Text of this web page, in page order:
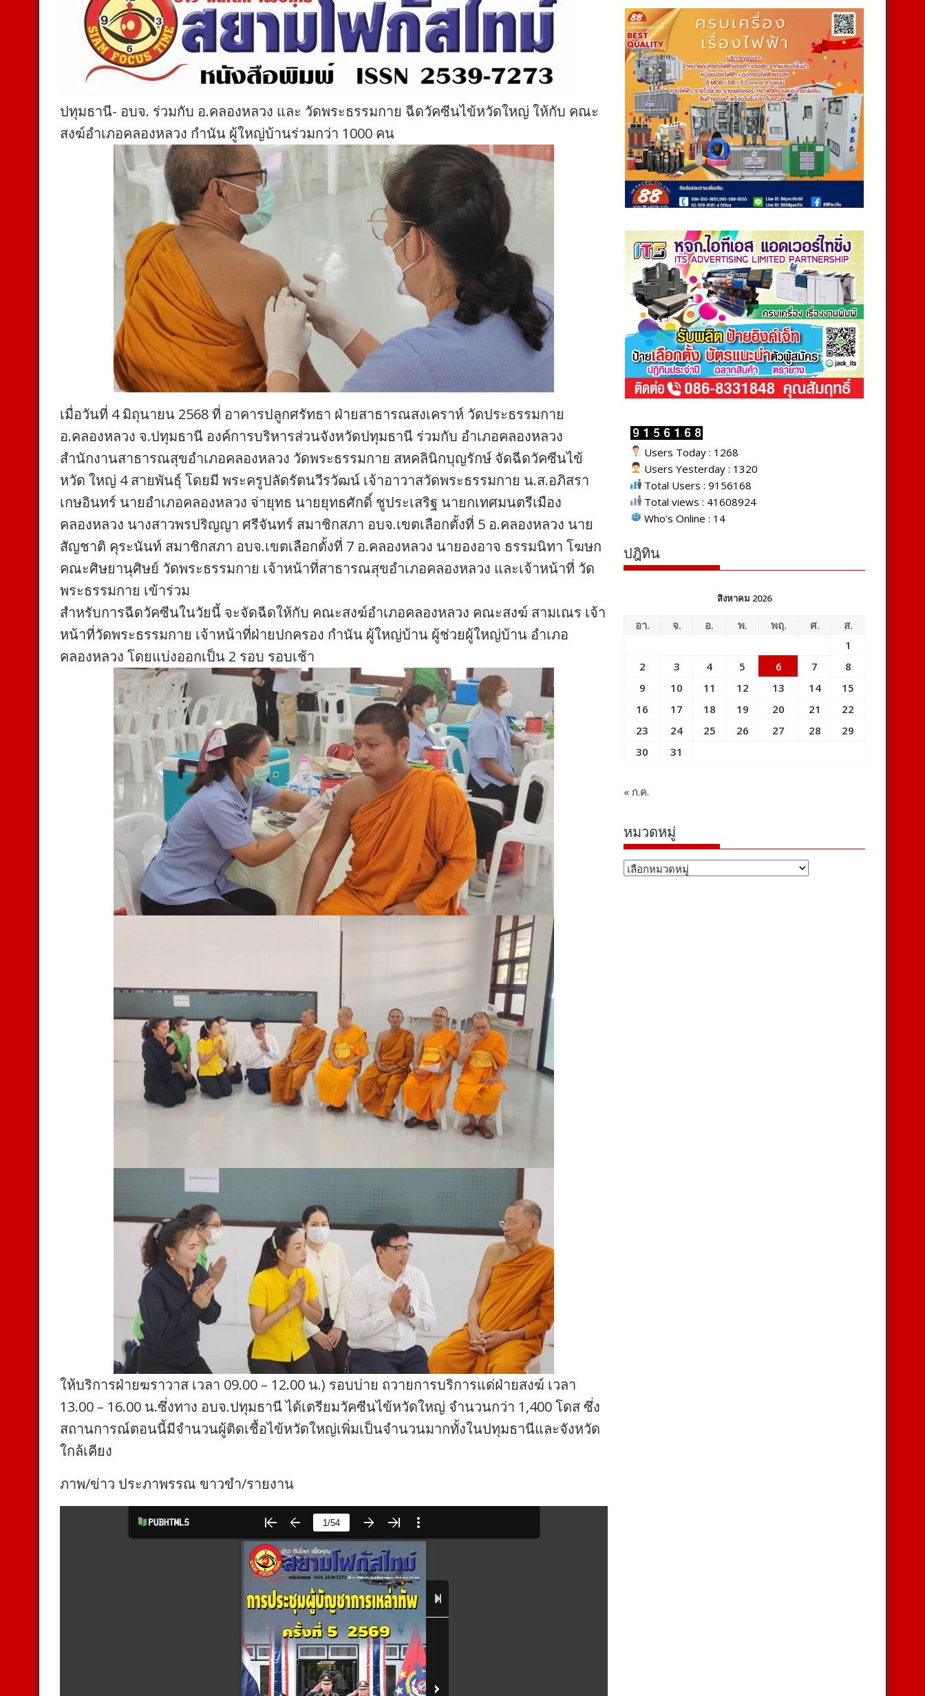
ปทุมธานี- อบจ. ร่วมกับ อ.คลองหลวง และ วัดพระธรรมกาย ฉีดวัคซีนไข้หวัดใหญ่ ให้กับ คณะ
สงฆ์อำเภอคลองหลวง กำนัน ผู้ใหญ่บ้านร่วมกว่า 1000 คน
เมื่อวันที่ 4 มิถุนายน 2568 ที่ อาคารปลูกศรัทธา ฝ่ายสาธารณสงเคราห์ วัดประธรรมกาย
อ.คลองหลวง จ.ปทุมธานี องค์การบริหารส่วนจังหวัดปทุมธานี ร่วมกับ อำเภอคลองหลวง
สำนักงานสาธารณสุขอำเภอคลองหลวง วัดพระธรรมกาย สหคลินิกบุญรักษ์ จัดฉีดวัคซีนไข้
หวัด ใหญ่ 4 สายพันธุ์ โดยมี พระครูปลัดรัตนวีรวัฒน์ เจ้าอาวาสวัดพระธรรมกาย น.ส.อภิสรา
เกษอินทร์ นายอำเภอคลองหลวง จ่ายุทธ นายยุทธศักดิ์ ชูประเสริฐ นายกเทศมนตรีเมือง
คลองหลวง นางสาวพรปริญญา ศรีจันทร์ สมาชิกสภา อบจ.เขตเลือกตั้งที่ 5 อ.คลองหลวง นาย
สัญชาติ คุระนันท์ สมาชิกสภา อบจ.เขตเลือกตั้งที่ 7 อ.คลองหลวง นายองอาจ ธรรมนิทา โฆษก
คณะศิษยานุศิษย์ วัดพระธรรมกาย เจ้าหน้าที่สาธารณสุขอำเภอคลองหลวง และเจ้าหน้าที่ วัด
พระธรรมกาย เข้าร่วม
สำหรับการฉีดวัคซีนในวัยนี้ จะจัดฉีดให้กับ คณะสงฆ์อำเภอคลองหลวง คณะสงฆ์ สามเณร เจ้า
หน้าที่วัดพระธรรมกาย เจ้าหน้าที่ฝ่ายปกครอง กำนัน ผู้ใหญ่บ้าน ผู้ช่วยผู้ใหญ่บ้าน อำเภอ
คลองหลวง โดยแบ่งออกเป็น 2 รอบ รอบเช้า
ให้บริการฝ่ายฆราวาส เวลา 09.00 – 12.00 น.) รอบบ่าย ถวายการบริการแด่ฝ่ายสงฆ์ เวลา
13.00 – 16.00 น.ซึ่งทาง อบจ.ปทุมธานี ได้เตรียมวัคซีนไข้หวัดใหญ่ จำนวนกว่า 1,400 โดส ซึ่ง
สถานการณ์ตอนนี้มีจำนวนผู้ติดเชื้อไข้หวัดใหญ่เพิ่มเป็นจำนวนมากทั้งในปทุมธานีและจังหวัด
ใกล้เคียง
ภาพ/ข่าว ประภาพรรณ ขาวขำ/รายงาน
Users Today : 1268
Users Yesterday : 1320
Total Users : 9156168
Total views : 41608924
Who's Online : 14
ปฎิทิน
สิงหาคม 2026
อา. จ. อ. พ. พฤ. ศ.
ส.
1
2
3 4 5 6 7
8
9
10 11 12 13 14
15
16
17 18 19 20 21
22
23
24 25 26 27 28
29
30
31
« ก.ค.
หมวดหมู่
หมวด